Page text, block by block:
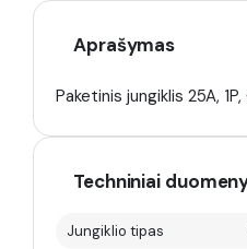
Aprašymas
Paketinis jungiklis 25A,
Techniniai
Jungiklio tipas